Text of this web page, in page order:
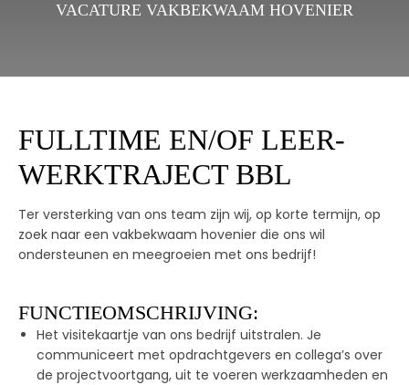
VACATURE VAKBEKWAAM HOVENIER
FULLTIME EN/OF LEER-
WERKTRAJECT BBL
Ter versterking van ons team zijn wij, op korte termijn, op
zoek naar een vakbekwaam hovenier die ons wil
ondersteunen en meegroeien met ons bedrijf!
FUNCTIEOMSCHRIJVING:
Het visitekaartje van ons bedrijf uitstralen. Je
communiceert met opdrachtgevers en collega’s over
de projectvoortgang, uit te voeren werkzaamheden en